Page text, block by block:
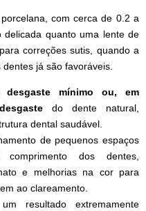
com cerca de 0.2 a
quanto uma lente de
correções sutis, quando a
já são favoráveis.
desgaste mínimo ou, em
do dente natural,
dental saudável.
de pequenos espaços
dos dentes,
e melhorias na cor para
ao clareamento.
resultado extremamente